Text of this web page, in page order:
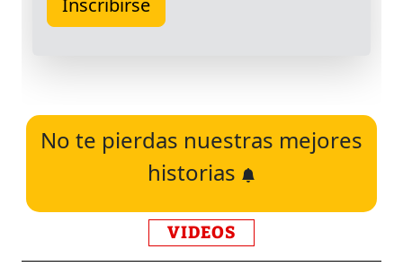
No te pierdas nuestras mejores
historias
VIDEOS